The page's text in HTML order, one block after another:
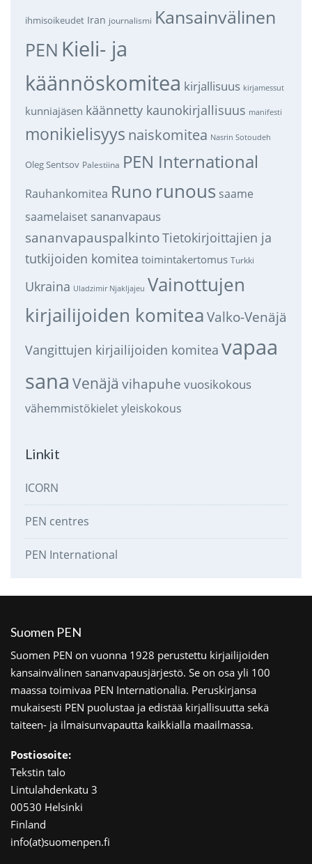
ihmisoikeudet Iran journalismi Kansainvälinen
PEN Kieli- ja
käännöskomitea kirjallisuus kirjamessut
kunniajäsen käännetty kaunokirjallisuus manifesti
monikielisyys naiskomitea Nasrin Sotoudeh
Oleg Sentsov Palestiina PEN International
Rauhankomitea Runo runous saame
saamelaiset sananvapaus
sananvapauspalkintoTietokirjoittajien ja
tutkijoiden komitea toimintakertomus Turkki
Ukraina Uladzimir Njakljajeu Vainottujen
kirjailijoiden komitea Valko-Venäjä
Vangittujen kirjailijoiden komitea vapaa
sana Venäjä vihapuhe vuosikokous
vähemmistökieletyleiskokous
Linkit
ICORN
PEN centres
PEN International
Suomen PEN
Suomen PEN on vuonna 1928 perustettu kirjailijoiden
kansainvälinen sananvapausjärjestö. Se on osa yli 100
maassa toimivaa PEN Internationalia. Peruskirjansa
mukaisesti PEN puolustaa ja edistää kirjallisuutta sekä
taiteen- ja ilmaisunvapautta kaikkialla maailmassa.
Postiosoite:
Tekstin talo
Lintulahdenkatu 3
00530 Helsinki
Finland
info(at)suomenpen.fi